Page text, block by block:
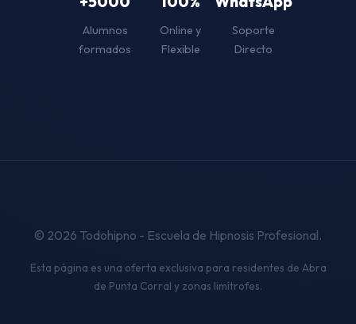
Alumnos
formados
Online y
Flexible
Soporte
Directo
© 2026 Todohipno - Escuela de Hipnosis Profesional.
Esta página es una oferta exclusiva para residentes de Abra
de Punta Corral y zonas limítrofes.